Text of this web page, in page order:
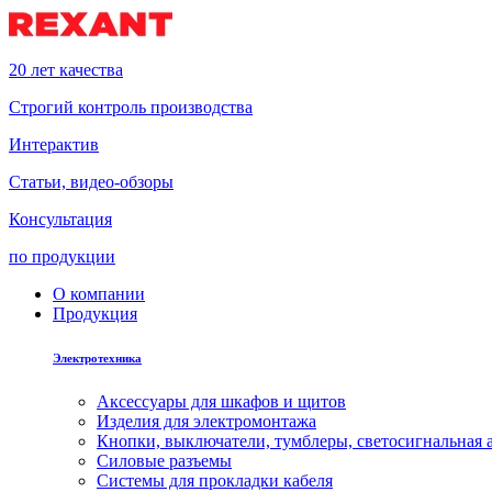
20 лет качества
Строгий контроль производства
Интерактив
Статьи, видео-обзоры
Консультация
по продукции
О компании
Продукция
Электротехника
Аксессуары для шкафов и щитов
Изделия для электромонтажа
Кнопки, выключатели, тумблеры, светосигнальная
Силовые разъемы
Системы для прокладки кабеля